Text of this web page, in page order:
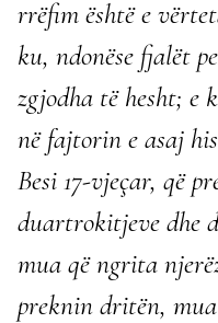
rrëfim është e
ku, ndonëse fjalët
zgjodha të hesht; e
në fajtorin e asaj
Besi 17-vjeçar, që
duartrokitjeve dhe
mua që ngrita
preknin dritën,